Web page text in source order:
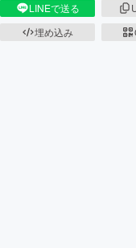
CAMPFIRE for
LINEで送る
埋め込み